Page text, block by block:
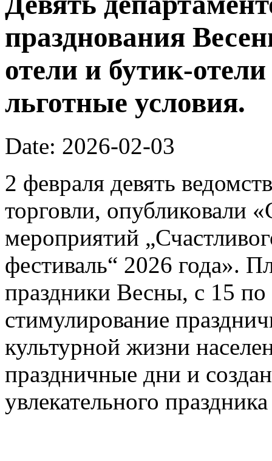
празднования
отели и бутик-
льготные условия.
Date: 2026-02-03
2 февраля девять
торговли, опубликовали
мероприятий
фестиваль“ 2026 года».
праздники Весны, с 15 по
стимулирование
культурной жизни
праздничные дни и
увлекательного